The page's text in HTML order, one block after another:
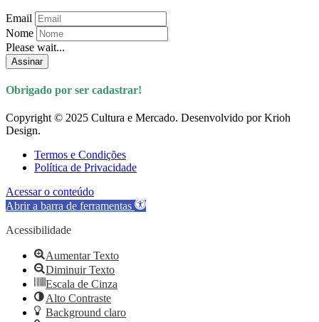
Email
Nome
Please wait...
Assinar
Obrigado por ser cadastrar!
Copyright © 2025 Cultura e Mercado. Desenvolvido por Krioh
Design.
Termos e Condições
Política de Privacidade
Acessar o conteúdo
Abrir a barra de ferramentas
Acessibilidade
Aumentar Texto
Diminuir Texto
Escala de Cinza
Alto Contraste
Background claro